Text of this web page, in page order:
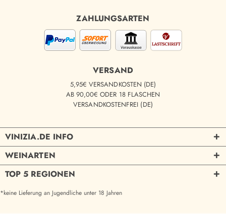
ZAHLUNGSARTEN
VERSAND
5,95€ VERSANDKOSTEN (DE)
AB 90,00€ ODER 18 FLASCHEN
VERSANDKOSTENFREI (DE)
VINIZIA.DE INFO
WEINARTEN
TOP 5 REGIONEN
*keine Lieferung an Jugendliche unter 18 Jahren